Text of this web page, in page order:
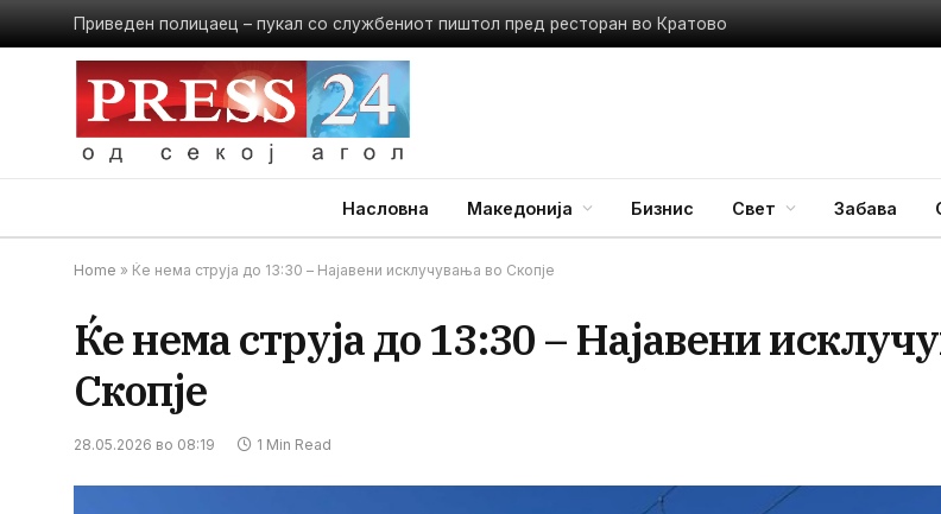
Приведен полицаец – пукал со службениот пиштол пред ресторан во Кратово
Насловна Македонија Бизнис Свет Забава
Home » Ќе нема струја до 13:30 – Најавени исклучувања во Скопје
Ќе нема струја до 13:30 – Најавени
Скопје
28.05.2026 во 08:19 1 Min Read